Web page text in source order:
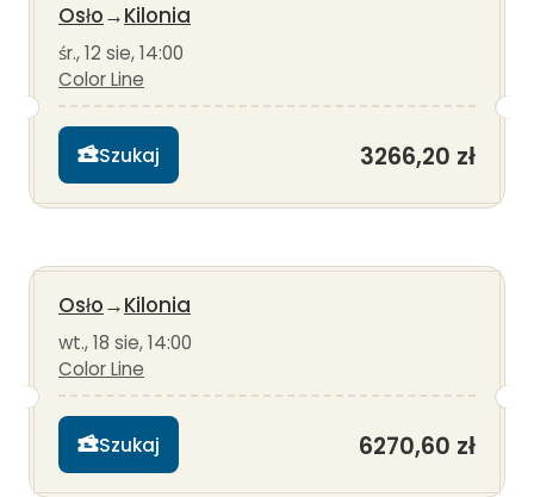
Osło→Kilonia
śr., 12 sie, 14:00
Color Line
Szukaj 3266,20 zł
Osło→Kilonia
wt., 18 sie, 14:00
Color Line
Szukaj 6270,60 zł